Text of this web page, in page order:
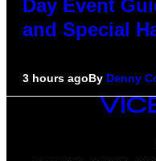
Day Event
and Special
3 hours agoBy Denny
VICE
MEDIA